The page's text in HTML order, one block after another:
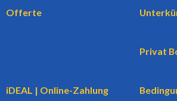
Offerte
Privat
iDEAL | Online-Zahlung